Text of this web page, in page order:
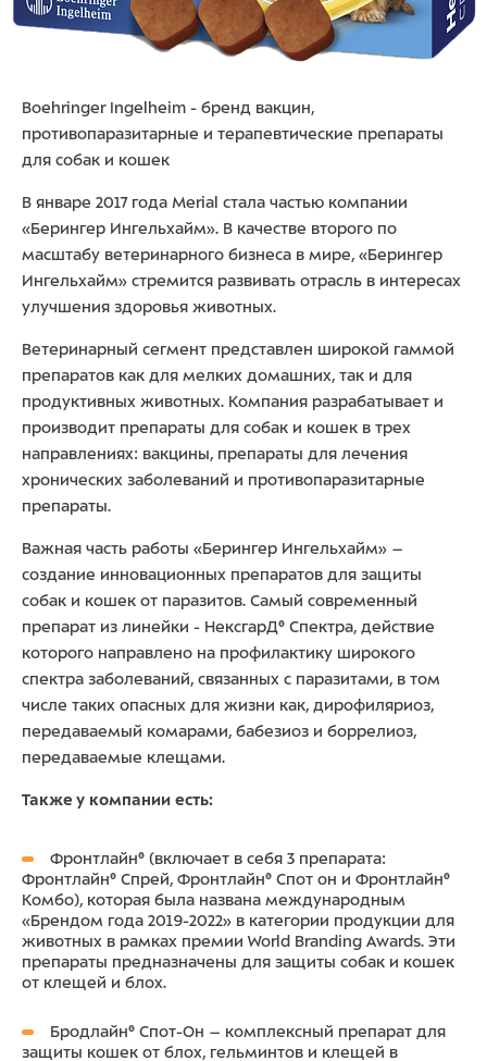
Boehringer Ingelheim - бренд вакцин,
противопаразитарные и терапевтические препараты
для собак и кошек
В январе 2017 года Merial стала частью компании
«Берингер Ингельхайм». В качестве второго по
масштабу ветеринарного бизнеса в мире, «Берингер
Ингельхайм» стремится развивать отрасль в интересах
улучшения здоровья животных.
Ветеринарный сегмент представлен широкой гаммой
препаратов как для мелких домашних, так и для
продуктивных животных. Компания разрабатывает и
производит препараты для собак и кошек в трех
направлениях: вакцины, препараты для лечения
хронических заболеваний и противопаразитарные
препараты.
Важная часть работы «Берингер Ингельхайм» –
создание инновационных препаратов для защиты
собак и кошек от паразитов. Самый современный
препарат из линейки - НексгарД® Спектра, действие
которого направлено на профилактику широкого
спектра заболеваний, связанных с паразитами, в том
числе таких опасных для жизни как, дирофиляриоз,
передаваемый комарами, бабезиоз и боррелиоз,
передаваемые клещами.
Также у компании есть:
Фронтлайн® (включает в себя 3 препарата:
Фронтлайн® Спрей, Фронтлайн® Спот он и Фронтлайн®
Комбо), которая была названа международным
«Брендом года 2019-2022» в категории продукции для
животных в рамках премии World Branding Awards. Эти
препараты предназначены для защиты собак и кошек
от клещей и блох.
Бродлайн® Спот-Он – комплексный препарат для
защиты кошек от блох, гельминтов и клещей в